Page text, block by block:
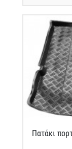
Πατάκι